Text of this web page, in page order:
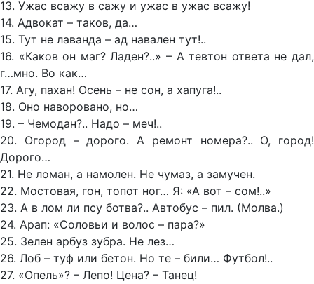
13. Ужас всажу в сажу и ужас в ужас всажу!
14. Адвокат – таков, да…
15. Тут не лаванда – ад навален тут!..
16. «Каков он маг? Ладен?..» – А тевтон ответа не дал,
г…мно. Во как…
17. Агу, пахан! Осень – не сон, а хапуга!..
18. Оно наворовано, но…
19. – Чемодан?.. Надо – меч!..
20. Огород – дорого. А ремонт номера?.. О, город!
Дорого…
21. Не ломан, а намолен. Не чумаз, а замучен.
22. Мостовая, гон, топот ног… Я: «А вот – сом!..»
23. А в лом ли псу ботва?.. Автобус – пил. (Молва.)
24. Арап: «Соловьи и волос – пара?»
25. Зелен арбуз зубра. Не лез…
26. Лоб – туф или бетон. Но те – били… Футбол!..
27. «Опель»? – Лепо! Цена? – Танец!